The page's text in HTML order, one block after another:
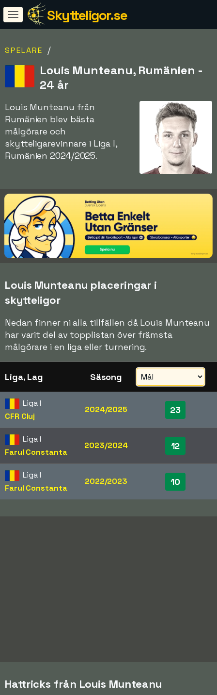
Skytteligor.se
SPELARE /
Louis Munteanu, Rumänien -
24 år
Louis Munteanu från
Rumänien blev bästa
målgörare och
skytteligarevinnare i Liga I,
Rumänien 2024/2025.
Louis Munteanu placeringar i
skytteligor
Nedan finner ni alla tillfällen då Louis Munteanu
har varit del av topplistan över främsta
målgörare i en liga eller turnering.
Liga, Lag Säsong
Liga I
CFR Cluj
2024/2025 23
Liga I
Farul Constanta
2023/2024 12
Liga I
Farul Constanta
2022/2023 10
Hattricks från Louis Munteanu